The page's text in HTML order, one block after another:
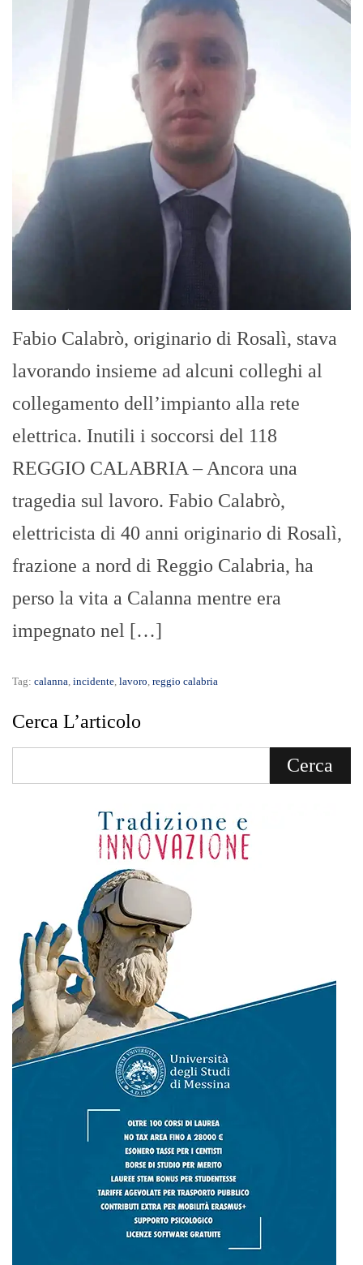
Fabio Calabrò, originario di Rosalì, stava
lavorando insieme ad alcuni colleghi al
collegamento dell’impianto alla rete
elettrica. Inutili i soccorsi del 118
REGGIO CALABRIA – Ancora una
tragedia sul lavoro. Fabio Calabrò,
elettricista di 40 anni originario di Rosalì,
frazione a nord di Reggio Calabria, ha
perso la vita a Calanna mentre era
impegnato nel […]
Tag: calanna, incidente, lavoro, reggio calabria
Cerca L’articolo